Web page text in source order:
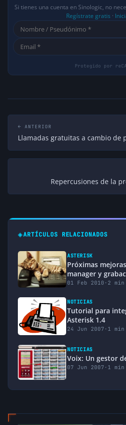
Si tienes una cuenta en Sinologic, no
Regístrate gratis ·
← ANTERIOR
Llamadas gratuitas a cambio de
Repercusiones de la
◈ARTÍCULOS RELACIONADOS
ASTERISK
Próximas
manager y
01 Feb 2010 · 2
NOTICIAS
Tutorial para
Asterisk 1.4
24 Jun 2007 · 1
NOTICIAS
Voix: Un gestor
07 Jun 2007 · 1